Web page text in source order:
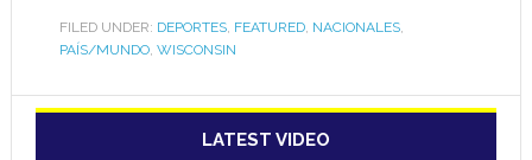
FILED UNDER: DEPORTES, FEATURED, NACIONALES,
PAÍS/MUNDO, WISCONSIN
LATEST VIDEO